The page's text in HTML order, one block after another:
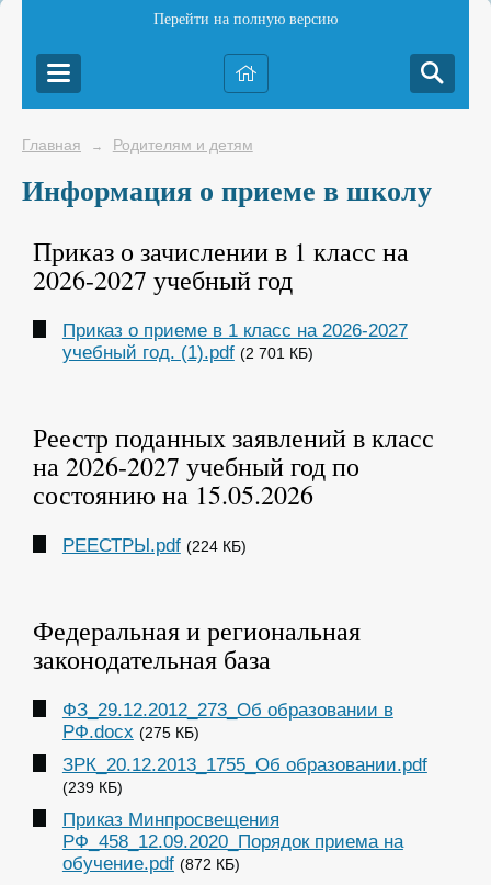
Перейти на полную версию
Главная → Родителям и детям
Информация о приеме в школу
Приказ о зачислении в 1 класс на
2026-2027 учебный год
Приказ о приеме в 1 класс на 2026-2027
учебный год. (1).pdf (2 701 КБ)
Реестр поданных заявлений в класс
на 2026-2027 учебный год по
состоянию на 15.05.2026
РЕЕСТРЫ.pdf (224 КБ)
Федеральная и региональная
законодательная база
ФЗ_29.12.2012_273_Об образовании в
РФ.docx (275 КБ)
ЗРК_20.12.2013_1755_Об образовании.pdf
(239 КБ)
Приказ Минпросвещения
РФ_458_12.09.2020_Порядок приема на
обучение.pdf (872 КБ)